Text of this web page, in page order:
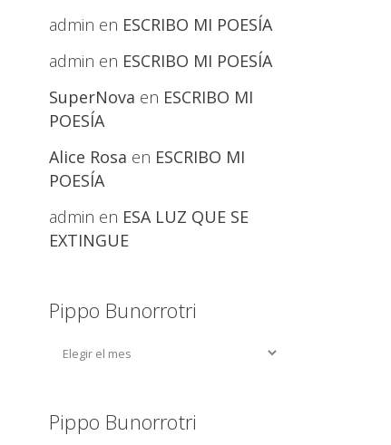
admin en ESCRIBO MI POESÍA
admin en ESCRIBO MI POESÍA
SuperNova en ESCRIBO MI
POESÍA
Alice Rosa en ESCRIBO MI
POESÍA
admin en ESA LUZ QUE SE
EXTINGUE
Pippo Bunorrotri
Pippo Bunorrotri